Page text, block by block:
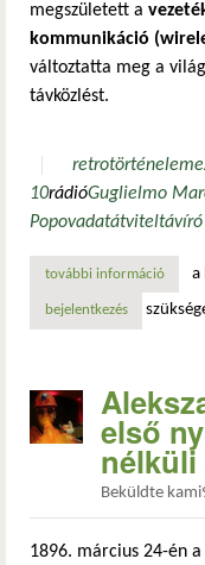
megszületett a
kommunikáció
változtatta meg a
távközlést.
retrotörténelem
10rádióGuglielmo
Popovadatátviteltávíró
további információa a
bejelentkezés
első
Beküldte
1896. március 24-én